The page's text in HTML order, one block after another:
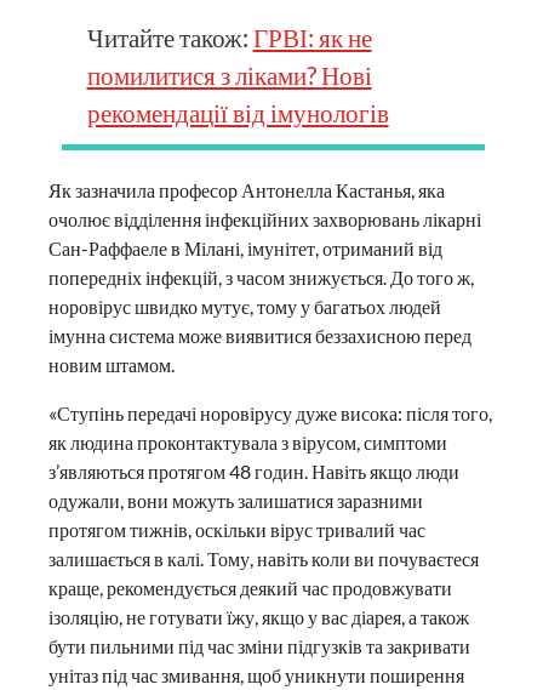
Читайте також: ГРВІ: як не
помилитися з ліками? Нові
рекомендації від імунологів
Як зазначила професор Антонелла Кастанья, яка
очолює відділення інфекційних захворювань лікарні
Сан-Раффаеле в Мілані, імунітет, отриманий від
попередніх інфекцій, з часом знижується. До того ж,
норовірус швидко мутує, тому у багатьох людей
імунна система може виявитися беззахисною перед
новим штамом.
«Ступінь передачі норовірусу дуже висока: після того,
як людина проконтактувала з вірусом, симптоми
з’являються протягом 48 годин. Навіть якщо люди
одужали, вони можуть залишатися заразними
протягом тижнів, оскільки вірус тривалий час
залишається в калі. Тому, навіть коли ви почуваєтеся
краще, рекомендується деякий час продовжувати
ізоляцію, не готувати їжу, якщо у вас діарея, а також
бути пильними під час зміни підгузків та закривати
унітаз під час змивання, щоб уникнути поширення